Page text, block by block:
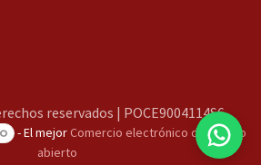
reservados | POCE9004114S6
- El mejor Comercio electrónico de código
abierto
lo antes posible